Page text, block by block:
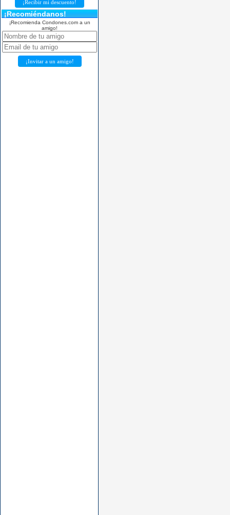
¡Recomiéndanos!
¡Recomienda Condones.com a un
amigo!